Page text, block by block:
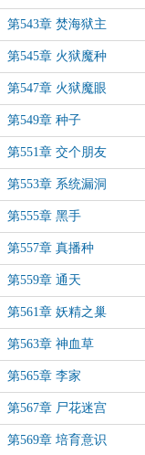
第543章 焚海狱主
第545章 火狱魔种
第547章 火狱魔眼
第549章 种子
第551章 交个朋友
第553章 系统漏洞
第555章 黑手
第557章 真播种
第559章 通天
第561章 妖精之巢
第563章 神血草
第565章 李家
第567章 尸花迷宫
第569章 培育意识